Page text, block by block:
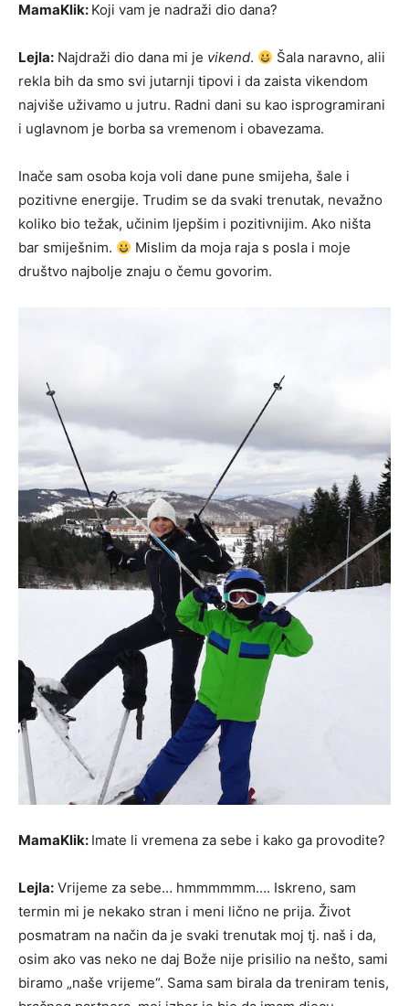
MamaKlik: Koji vam je nadraži dio dana?
Lejla: Najdraži dio dana mi je vikend.
Šala naravno, alii
rekla bih da smo svi jutarnji tipovi i da zaista vikendom
najviše uživamo u jutru. Radni dani su kao isprogramirani
i uglavnom je borba sa vremenom i obavezama.
Inače sam osoba koja voli dane pune smijeha, šale i
pozitivne energije. Trudim se da svaki trenutak, nevažno
koliko bio težak, učinim ljepšim i pozitivnijim. Ako ništa
bar smiješnim.
Mislim da moja raja s posla i moje
društvo najbolje znaju o čemu govorim.
MamaKlik: Imate li vremena za sebe i kako ga provodite?
Lejla: Vrijeme za sebe… hmmmmmm…. Iskreno, sam
termin mi je nekako stran i meni lično ne prija. Život
posmatram na način da je svaki trenutak moj tj. naš i da,
osim ako vas neko ne daj Bože nije prisilio na nešto, sami
biramo „naše vrijeme“. Sama sam birala da treniram tenis,